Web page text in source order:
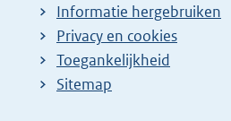
Informatie hergebruiken
Privacy en cookies
Toegankelijkheid
Sitemap